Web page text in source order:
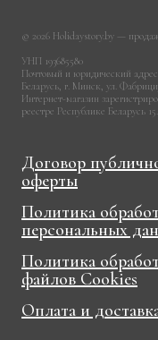
© 2026 Holidaystory.by —
УНП 193685580
Почтовый и юридический
Беларусь, г. Минск, ул.
Интернет-магазин
реестре Республике Беларусь
Договор
оферты
Политика
персональных
Политика
файлов Cookies
Оплата и